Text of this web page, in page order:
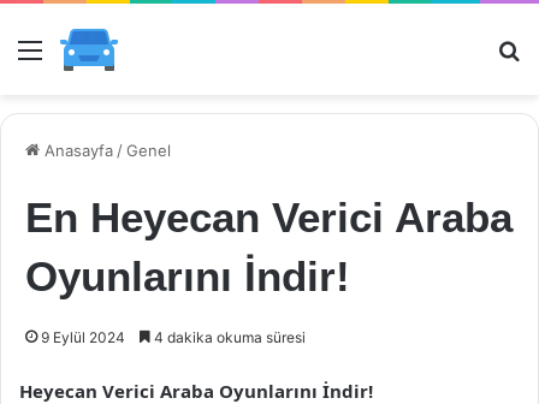
Menü
Anasayfa /Genel
En Heyecan Verici Araba
Oyunlarını İndir!
9 Eylül 2024 4 dakika okuma süresi
Heyecan Verici Araba Oyunlarını İndir!